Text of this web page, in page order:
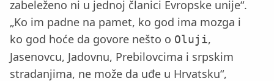
zabeleženo ni u jednoj članici Evropske unije“.
„Ko im padne na pamet, ko god ima mozga i
ko god hoće da govore nešto o Oluji,
Jasenovcu, Jadovnu, Prebilovcima i srpskim
stradanjima, ne može da uđe u Hrvatsku“,